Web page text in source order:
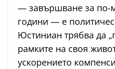
— завършване за по-
години — е
Юстиниан трябва да
рамките на своя
ускорението